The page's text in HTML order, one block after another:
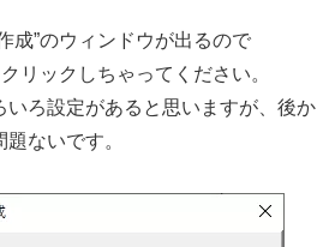
成”のウィンドウが出るので
リックしちゃってください。
いろ設定があると思いますが、後か
ないです。